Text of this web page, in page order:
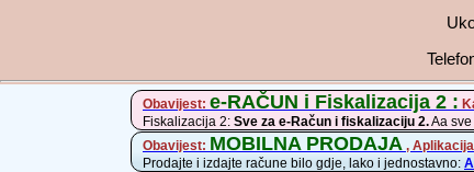
Obavijest: e-RAČUN i Fiskalizacija 2 :
Fiskalizacija 2: Sve za e-Račun i fiskalizaciju 2.Aa
Obavijest: MOBILNA PRODAJA ,
Prodajte i izdajte račune bilo gdje, lako i jednostavno: